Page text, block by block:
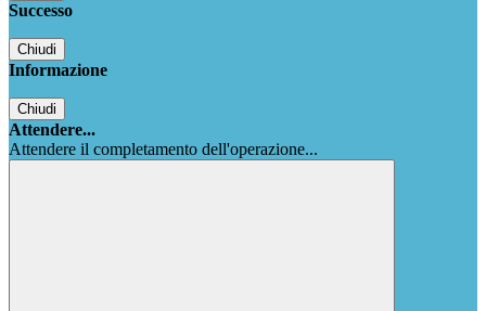
Successo
Chiudi
Informazione
Chiudi
Attendere...
Attendere il completamento dell'operazione...